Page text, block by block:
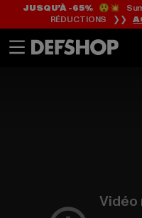
JUSQU’À -65%😲💥
RÉDUCTIONS ❯❯
Vidéo